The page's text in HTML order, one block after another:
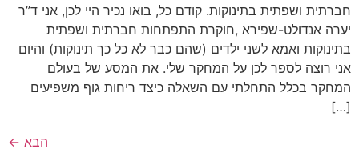
חברתית ושפתית בתינוקות. קודם כל, בואו נכיר היי לכן, אני ד”ר
יערה אנדולט-שפירא ,חוקרת התפתחות חברתית ושפתית
בתינוקות ואמא לשני ילדים (שהם כבר לא כל כך תינוקות) והיום
אני רוצה לספר לכן על המחקר שלי. את המסע של בעולם
המחקר בכלל התחלתי עם השאלה כיצד ריחות גוף משפיעים
[…]
הבא ←